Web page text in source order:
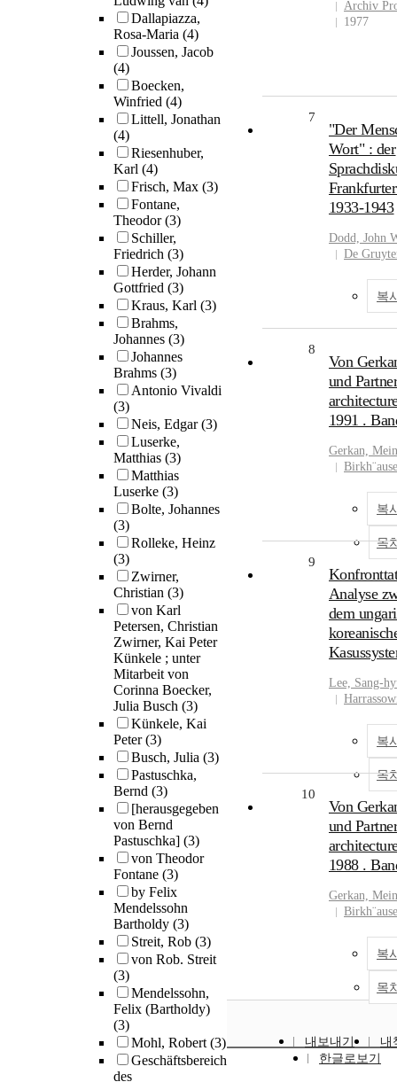
Dallapiazza,
Rosa-Maria (4)
Joussen, Jacob
(4)
Boecken,
Winfried (4)
Littell, Jonathan
(4)
Riesenhuber,
Karl (4)
Frisch, Max (3)
Fontane,
Theodor(3)
Schiller,
Friedrich (3)
Herder, Johann
Gottfried (3)
Kraus, Karl (3)
Brahms,
Johannes (3)
Johannes
Brahms (3)
Antonio Vivaldi
(3)
Neis, Edgar(3)
Luserke,
Matthias (3)
Matthias
Luserke (3)
Bolte, Johannes
(3)
Rolleke, Heinz
(3)
Zwirner,
Christian (3)
von Karl
Petersen, Christian
Zwirner, Kai Peter
Künkele ; unter
Mitarbeit von
Corinna Boecker,
Julia Busch (3)
Künkele, Kai
Peter(3)
Busch, Julia (3)
Pastuschka,
Bernd (3)
[herausgegeben
von Bernd
Pastuschka] (3)
von Theodor
Fontane (3)
by Felix
Mendelssohn
Bartholdy (3)
Streit, Rob (3)
von Rob. Streit
(3)
Mendelssohn,
Felix (Bartholdy)
(3)
Mohl, Robert(3)
Geschäftsbereich
des
Archiv
1977
7
"Der
Wort" : der
1933-1943
Dodd, John
De
복
8
Von
und
1991 .
Gerkan,
복
목
9
Analyse
dem
Lee, Sang-
복
목
10
Von
und
1988 .
Gerkan,
복
목
내보내기
내
한글로보기